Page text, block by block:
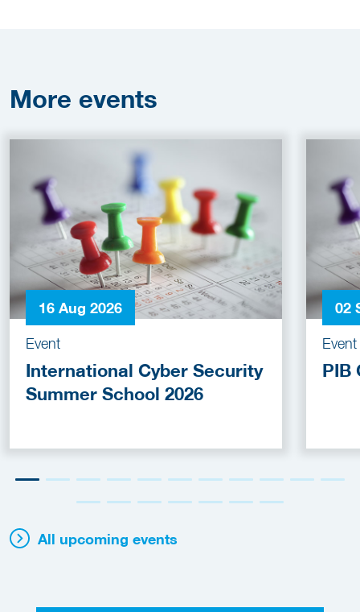
More events
16 Aug 2026
Event
International Cyber Security
Summer School 2026
02
Event
PIB
All upcoming events